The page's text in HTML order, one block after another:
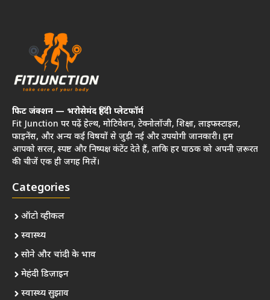
फिट जंक्शन — भरोसेमंद हिंदी प्लेटफॉर्म
Fit Junction पर पढ़ें हेल्थ, मोटिवेशन, टेक्नोलॉजी, शिक्षा, लाइफस्टाइल,
फाइनेंस, और अन्य कई विषयों से जुड़ी नई और उपयोगी जानकारी। हम
आपको सरल, स्पष्ट और निष्पक्ष कंटेंट देते हैं, ताकि हर पाठक को अपनी ज़रूरत
की चीजें एक ही जगह मिलें।
Categories
ऑटो व्हीकल
स्वास्थ्य
सोने और चांदी के भाव
मेहंदी डिज़ाइन
स्वास्थ्य सुझाव